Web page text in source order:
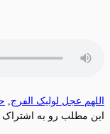
اللهم عجل لولیک الفرج,
این مطلب رو به اشتراک